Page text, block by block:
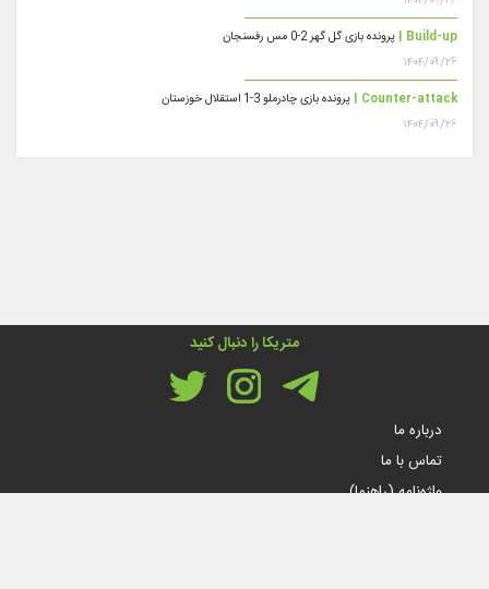
Build-up | پرونده بازی گل گهر 2-0 مس رفسنجان
۱۴۰۴/۰۹/۲۶
Counter-attack | پرونده بازی چادرملو 3-1 استقلال خوزستان
۱۴۰۴/۰۹/۲۶
متریکا را دنبال کنید
درباره ما
تماس با ما
واژه‌نامه (راهنما)